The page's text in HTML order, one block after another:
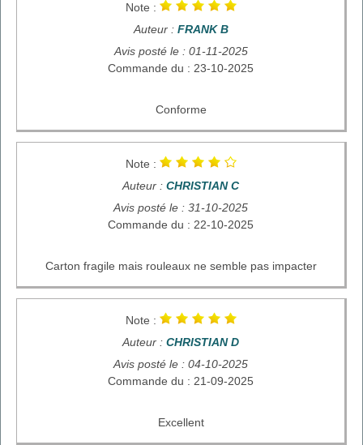
Note :
Auteur : FRANK B
Avis posté le : 01-11-2025
Commande du : 23-10-2025
Conforme
Note :
Auteur : CHRISTIAN C
Avis posté le : 31-10-2025
Commande du : 22-10-2025
Carton fragile mais rouleaux ne semble pas impacter
Note :
Auteur : CHRISTIAN D
Avis posté le : 04-10-2025
Commande du : 21-09-2025
Excellent